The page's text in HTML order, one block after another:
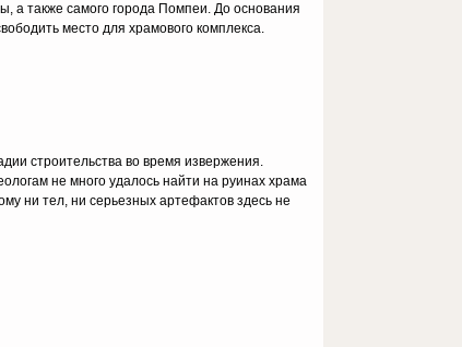
а также самого города Помпеи. До основания
место для храмового комплекса.
строительства во время извержения.
не много удалось найти на руинах храма
ни тел, ни серьезных артефактов здесь не